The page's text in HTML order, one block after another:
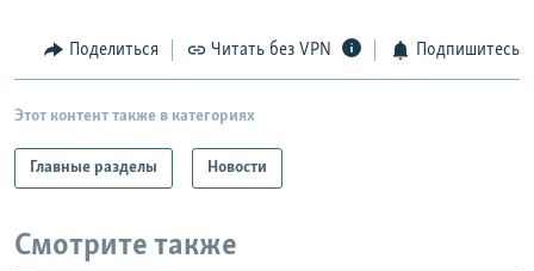
Поделиться Читать без VPN Подпишитесь
Этот контент также в категориях
Главные разделы Новости
Смотрите также